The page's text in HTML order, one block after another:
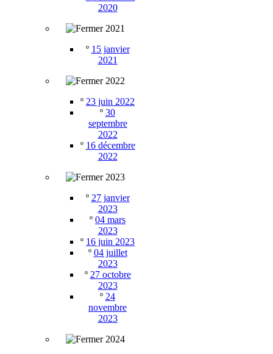
2020
2021
º 15 janvier
2021
2022
º 23 juin 2022
º 30
septembre
2022
º 16 décembre
2022
2023
º 27 janvier
2023
º 04 mars
2023
º 16 juin 2023
º 04 juillet
2023
º 27 octobre
2023
º 24
novembre
2023
2024